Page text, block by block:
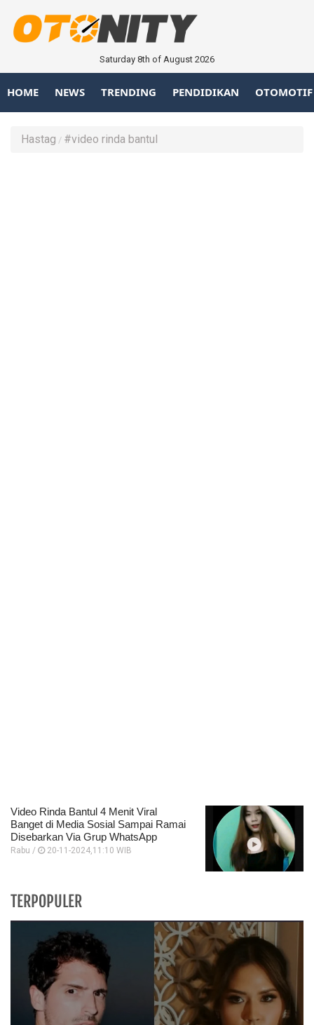
Saturday 8th of August 2026
HOME NEWS TRENDING PENDIDIKAN OTOMOTIF
Hastag #video rinda bantul
Video Rinda Bantul 4 Menit Viral
Banget di Media Sosial Sampai Ramai
Disebarkan Via Grup WhatsApp
Rabu / 20-11-2024,11:10 WIB
TERPOPULER